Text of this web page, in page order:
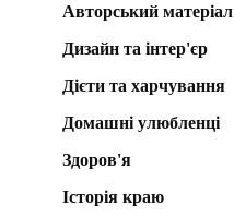
Авторський матеріал
Дизайн та інтер'єр
Дієти та харчування
Домашні улюбленці
Здоров'я
Історія краю